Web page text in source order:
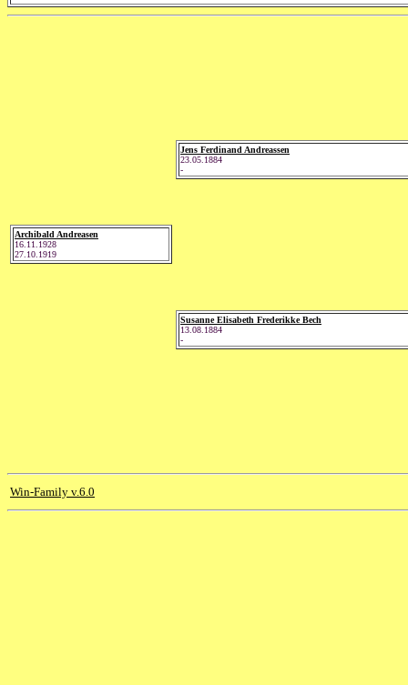
Archibald Andreasen
16.11.1928
27.10.1919
Jens Ferdinand Andreassen
23.05.1884
-
Susanne Elisabeth Frederikke Bech
13.08.1884
-
Win-Family v.6.0